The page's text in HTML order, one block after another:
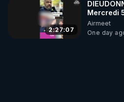
2:27:07
Mercredi
Airmeet
One day